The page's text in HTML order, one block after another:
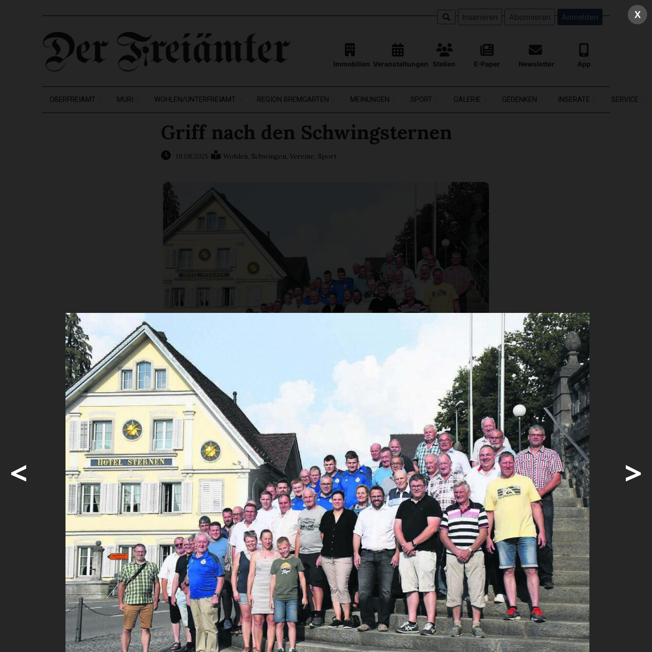
Inserieren Abonnieren Anmelden
Immobilien Veranstaltungen Stellen E-Paper Newsletter App
OBERFREIAMT MURI WOHLEN/UNTERFREIAMT REGION BREMGARTEN MEINUNGEN SPORT GALERIE GEDENKEN INSERATE SERVICE
Griff nach den Schwingsternen
19.08.2025 Wohlen, Schwingen, Vereine, Sport
Apéro, bestes Essen und gemütliches Beisammensein. Rund 50 Mitglieder des
SK Freiamt feierten ihren besonderen Tag im «Sternen» gewohnt
bodenständig. Bilder: Daniel Marti
100 Jahre Schwingklub Freiamt: Treffen am Gründungsort Restaurant
Sternen
Im Restaurant Sternen wurde vor 100 Jahren der Schwingklub
Freiamt gegründet. An einem Sonntag, 16. August 1925, 17 Uhr,
schlug die erste Stunde des Vereins. Zehn junge Männer schufen ...
Möchten Sie
weiterlesen?
Ja. Ich bin
Abonnent.
Ja. Ich benötige
ein Abo.
X
< >